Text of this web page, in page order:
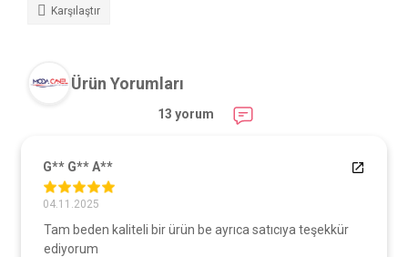
Karşılaştır
Ürün Yorumları
13 yorum
G** G** A**
04.11.2025
Tam beden kaliteli bir ürün be ayrıca satıcıya teşekkür
ediyorum